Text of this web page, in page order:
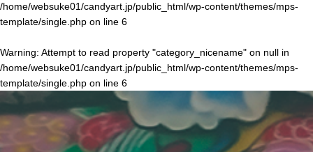
/home/websuke01/candyart.jp/public_html/wp-content/themes/mps-
template/single.php on line 6
Warning: Attempt to read property "category_nicename" on null in
/home/websuke01/candyart.jp/public_html/wp-content/themes/mps-
template/single.php on line 6